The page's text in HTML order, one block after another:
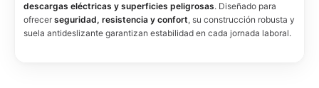
descargas eléctricas y superficies peligrosas. Diseñado para
ofrecer seguridad, resistencia y confort, su construcción robusta y
suela antideslizante garantizan estabilidad en cada jornada laboral.